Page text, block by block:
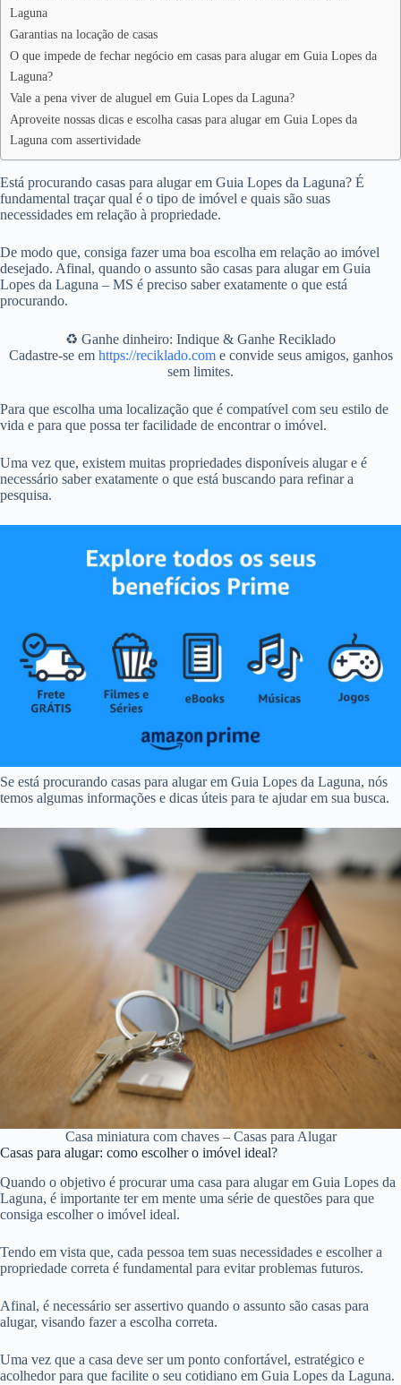
Laguna
Garantias na locação de casas
O que impede de fechar negócio em casas para alugar em Guia Lopes da
Laguna?
Vale a pena viver de aluguel em Guia Lopes da Laguna?
Aproveite nossas dicas e escolha casas para alugar em Guia Lopes da
Laguna com assertividade
Está procurando casas para alugar em Guia Lopes da Laguna? É
fundamental traçar qual é o tipo de imóvel e quais são suas
necessidades em relação à propriedade.
De modo que, consiga fazer uma boa escolha em relação ao imóvel
desejado. Afinal, quando o assunto são casas para alugar em Guia
Lopes da Laguna – MS é preciso saber exatamente o que está
procurando.
♻️ Ganhe dinheiro: Indique & Ganhe Reciklado
Cadastre-se em https://reciklado.come convide seus amigos, ganhos
sem limites.
Para que escolha uma localização que é compatível com seu estilo de
vida e para que possa ter facilidade de encontrar o imóvel.
Uma vez que, existem muitas propriedades disponíveis alugar e é
necessário saber exatamente o que está buscando para refinar a
pesquisa.
Se está procurando casas para alugar em Guia Lopes da Laguna, nós
temos algumas informações e dicas úteis para te ajudar em sua busca.
Casa miniatura com chaves – Casas para Alugar
Casas para alugar: como escolher o imóvel ideal?
Quando o objetivo é procurar uma casa para alugar em Guia Lopes da
Laguna, é importante ter em mente uma série de questões para que
consiga escolher o imóvel ideal.
Tendo em vista que, cada pessoa tem suas necessidades e escolher a
propriedade correta é fundamental para evitar problemas futuros.
Afinal, é necessário ser assertivo quando o assunto são casas para
alugar, visando fazer a escolha correta.
Uma vez que a casa deve ser um ponto confortável, estratégico e
acolhedor para que facilite o seu cotidiano em Guia Lopes da Laguna.